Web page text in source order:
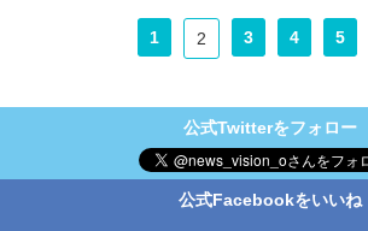
1 2 3 4 5
公式Twitterをフォロー
公式Facebookをいいね